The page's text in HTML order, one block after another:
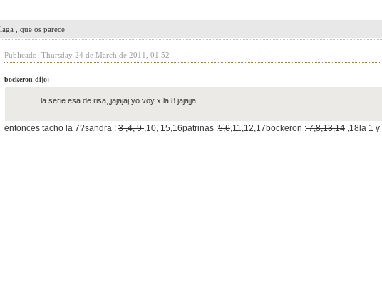
, que os parece
Publicado: Thursday 24 de March de 2011, 01:52
bockeron dijo:
la serie esa de risa,,jajajaj yo voy x la 8 jajajja
entonces tacho la 7?sandra : 3 ,4, 9,10, 15,16patrinas :5,6,11,12,17bockeron :7,8,13,14 ,18la 1